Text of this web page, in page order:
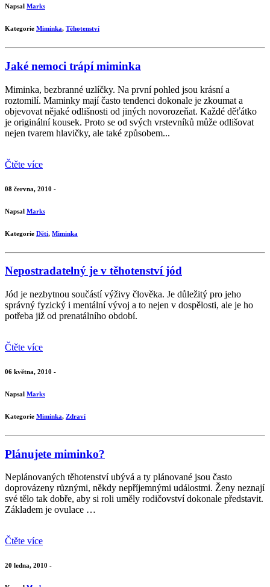
Napsal Marks
Kategorie Miminka, Těhotenství
Jaké nemoci trápí miminka
Miminka, bezbranné uzlíčky. Na první pohled jsou krásní a
roztomilí. Maminky mají často tendenci dokonale je zkoumat a
objevovat nějaké odlišnosti od jiných novorozeňat. Každé děťátko
je originální kousek. Proto se od svých vrstevníků může odlišovat
nejen tvarem hlavičky, ale také způsobem...
Čtěte více
08 června, 2010 -
Napsal Marks
Kategorie Děti, Miminka
Nepostradatelný je v těhotenství jód
Jód je nezbytnou součástí výživy člověka. Je důležitý pro jeho
správný fyzický i mentální vývoj a to nejen v dospělosti, ale je ho
potřeba již od prenatálního období.
Čtěte více
06 května, 2010 -
Napsal Marks
Kategorie Miminka, Zdraví
Plánujete miminko?
Neplánovaných těhotenství ubývá a ty plánované jsou často
doprovázeny různými, někdy nepříjemnými událostmi. Ženy neznají
své tělo tak dobře, aby si roli uměly rodičovství dokonale představit.
Základem je ovulace …
Čtěte více
20 ledna, 2010 -